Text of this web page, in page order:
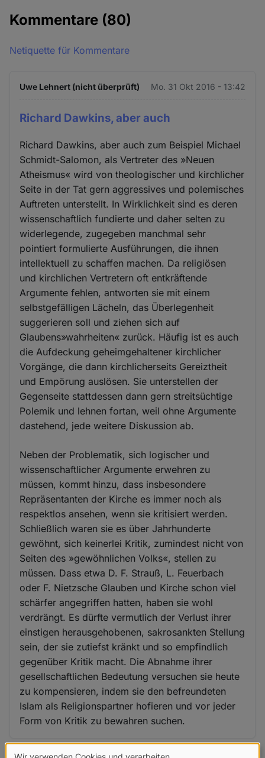
Kommentare (80)
Netiquette für Kommentare
Uwe Lehnert (nicht überprüft) Mo. 31 Okt 2016 - 13:42
Richard Dawkins, aber auch
Richard Dawkins, aber auch zum Beispiel Michael
Schmidt-Salomon, als Vertreter des »Neuen
Atheismus« wird von theologischer und kirchlicher
Seite in der Tat gern aggressives und polemisches
Auftreten unterstellt. In Wirklichkeit sind es deren
wissenschaftlich fundierte und daher selten zu
widerlegende, zugegeben manchmal sehr
pointiert formulierte Ausführungen, die ihnen
intellektuell zu schaffen machen. Da religiösen
und kirchlichen Vertretern oft entkräftende
Argumente fehlen, antworten sie mit einem
selbstgefälligen Lächeln, das Überlegenheit
suggerieren soll und ziehen sich auf
Glaubens»wahrheiten« zurück. Häufig ist es auch
die Aufdeckung geheimgehaltener kirchlicher
Vorgänge, die dann kirchlicherseits Gereiztheit
und Empörung auslösen. Sie unterstellen der
Gegenseite stattdessen dann gern streitsüchtige
Polemik und lehnen fortan, weil ohne Argumente
dastehend, jede weitere Diskussion ab.
Neben der Problematik, sich logischer und
wissenschaftlicher Argumente erwehren zu
müssen, kommt hinzu, dass insbesondere
Repräsentanten der Kirche es immer noch als
respektlos ansehen, wenn sie kritisiert werden.
Schließlich waren sie es über Jahrhunderte
gewöhnt, sich keinerlei Kritik, zumindest nicht von
Seiten des »gewöhnlichen Volks«, stellen zu
müssen. Dass etwa D. F. Strauß, L. Feuerbach
oder F. Nietzsche Glauben und Kirche schon viel
schärfer angegriffen hatten, haben sie wohl
verdrängt. Es dürfte vermutlich der Verlust ihrer
einstigen herausgehobenen, sakrosankten Stellung
sein, der sie zutiefst kränkt und so empfindlich
gegenüber Kritik macht. Die Abnahme ihrer
gesellschaftlichen Bedeutung versuchen sie heute
zu kompensieren, indem sie den befreundeten
Islam als Religionspartner hofieren und vor jeder
Form von Kritik zu bewahren suchen.